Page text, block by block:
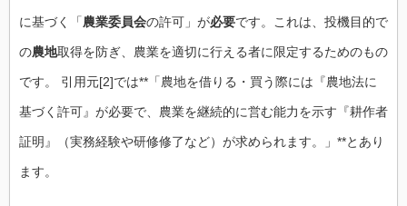
に基づく「農業委員会の許可」が必要です。これは、投機目的で
の農地取得を防ぎ、農業を適切に行える者に限定するためのもの
です。 引用元[2]では**「農地を借りる・買う際には『農地法に
基づく許可』が必要で、農業を継続的に営む能力を示す『耕作者
証明』（実務経験や研修修了など）が求められます。」**とあり
ます。